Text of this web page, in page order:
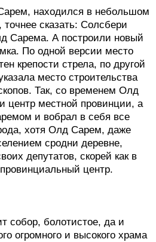
находился в небольшом
сказать: Солсбери
Сарема. А построили новый
По одной версии место
крепости стрела, по другой
место строительства
Так, со временем Олд
центр местной провинции, а
и вобрал в себя все
хотя Олд Сарем, даже
сродни деревне,
депутатов, скорей как в
центр.
собор, болотистое, да и
огромного и высокого храма